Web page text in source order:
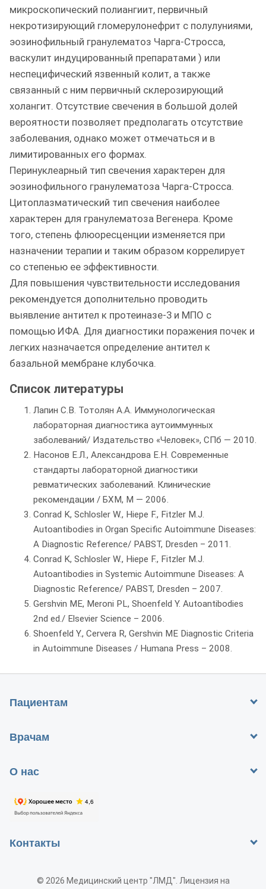
микроскопический полиангиит, первичный
некротизирующий гломерулонефрит с полулуниями,
эозинофильный гранулематоз Чарга-Стросса,
васкулит индуцированный препаратами ) или
неспецифический язвенный колит, а также
связанный с ним первичный склерозирующий
холангит. Отсутствие свечения в большой долей
вероятности позволяет предполагать отсутствие
заболевания, однако может отмечаться и в
лимитированных его формах.
Перинуклеарный тип свечения характерен для
эозинофильного гранулематоза Чарга-Стросса.
Цитоплазматический тип свечения наиболее
характерен для гранулематоза Вегенера. Кроме
того, степень флюоресценции изменяется при
назначении терапии и таким образом коррелирует
со степенью ее эффективности.
Для повышения чувствительности исследования
рекомендуется дополнительно проводить
выявление антител к протеиназе-3 и МПО с
помощью ИФА. Для диагностики поражения почек и
легких назначается определение антител к
базальной мембране клубочка.
Список литературы
Лапин С.В. Тотолян А.А. Иммунологическая
лабораторная диагностика аутоиммунных
заболеваний/ Издательство «Человек», СПб — 2010.
Насонов Е.Л., Александрова Е.Н. Современные
стандарты лабораторной диагностики
ревматических заболеваний. Клинические
рекомендации / БХМ, М — 2006.
Conrad K, Schlosler W., Hiepe F., Fitzler M.J.
Autoantibodies in Organ Specific Autoimmune Diseases:
A Diagnostic Reference/ PABST, Dresden – 2011.
Conrad K, Schlosler W., Hiepe F., Fitzler M.J.
Autoantibodies in Systemic Autoimmune Diseases: A
Diagnostic Reference/ PABST, Dresden – 2007.
Gershvin ME, Meroni PL, Shoenfeld Y. Autoantibodies
2nd ed./ Elsevier Science – 2006.
Shoenfeld Y., Cervera R, Gershvin ME Diagnostic Criteria
in Autoimmune Diseases / Humana Press – 2008.
Пациентам
Врачам
О нас
Контакты
© 2026 Медицинский центр "ЛМД". Лицензия на